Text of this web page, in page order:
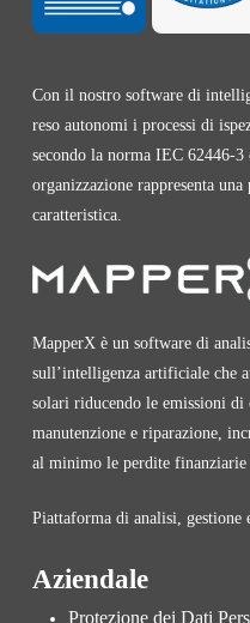
Con il nostro software di
reso autonomi i processi di
secondo la norma IEC 62446-
organizzazione rappresenta
caratteristica.
MapperX è un software di
sull’intelligenza artificiale che
solari riducendo le emissioni
manutenzione e riparazione,
al minimo le perdite
Piattaforma di analisi,
Aziendale
Protezione dei Dati